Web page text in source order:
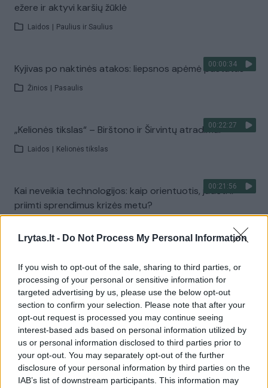
Lrytas.lt - Do Not Process My Personal Information
If you wish to opt-out of the sale, sharing to third parties, or
processing of your personal or sensitive information for
targeted advertising by us, please use the below opt-out
section to confirm your selection. Please note that after your
opt-out request is processed you may continue seeing
interest-based ads based on personal information utilized by
us or personal information disclosed to third parties prior to
your opt-out. You may separately opt-out of the further
disclosure of your personal information by third parties on the
IAB’s list of downstream participants. This information may
ežere ir aktyvi karšių žūklė
Laidos Paulius ir Saulius
00:00:34
Kyjivas po naktinės atakos: liepsnos apėmė pastatus
Žinios Pasaulis
00:22:27
„Kelionės tikslas“ – Birštono ir Širvintų atradimai
Laidos Kelionės tikslas
00:21:56
Kai neveikia technologijos: kaip orientuotis, judėti ir
priimti sprendimus krizės metu?
Visi įrašai
Žiūrimiausi įrašai
00:00:30
Vaizdai iš tragiškos avarijos Vilniaus r.: dviejų moterų ir
vaiko gyvybių išgelbėti nepavyko